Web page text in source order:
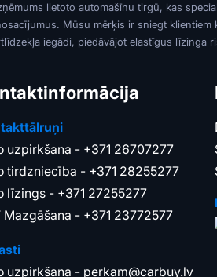
lietoto automašīnu tirgū, kas
Mūsu mērķis ir sniegt
iegādi, piedāvājot elastīgus līzinga
uzpirkšana - +371 26707277
tirdzniecība - +371 28255277
līzings - +371 27255277
Mazgāšana - +371 23772577
uzpirkšana - perkam@carbuy.lv